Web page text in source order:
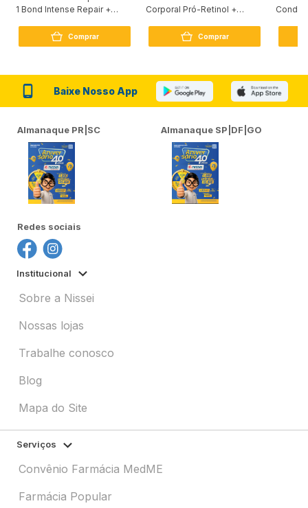
1 Bond Intense Repair +
Comprar
Corporal Pró-Retinol +
Comprar
Baixe Nosso App
Almanaque PR|SC Almanaque SP|DF|GO
Redes sociais
Institucional
Sobre a Nissei
Nossas lojas
Trabalhe conosco
Blog
Mapa do Site
Serviços
Convênio Farmácia MedME
Farmácia Popular